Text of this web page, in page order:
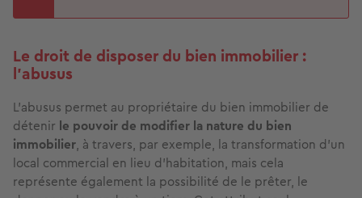
Le droit de disposer du bien immobilier :
l’abusus
L’abusus permet au propriétaire du bien immobilier de
détenir le pouvoir de modifier la nature du bien
immobilier, à travers, par exemple, la transformation d’un
local commercial en lieu d’habitation, mais cela
représente également la possibilité de le prêter, le